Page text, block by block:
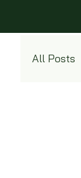
All Posts